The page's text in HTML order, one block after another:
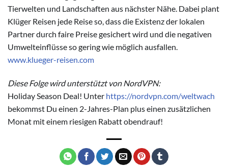
Tierwelten und Landschaften aus nächster Nähe. Dabei plant
Klüger Reisen jede Reise so, dass die Existenz der lokalen
Partner durch faire Preise gesichert wird und die negativen
Umwelteinflüsse so gering wie möglich ausfallen.
www.klueger-reisen.com
Diese Folge wird unterstützt von NordVPN:
Holiday Season Deal! Unter https://nordvpn.com/weltwach
bekommst Du einen 2-Jahres-Plan plus einen zusätzlichen
Monat mit einem riesigen Rabatt obendrauf!